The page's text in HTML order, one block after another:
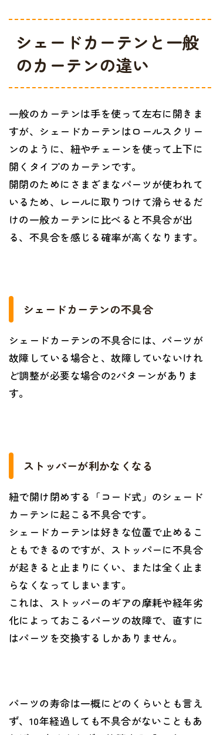
シェードカーテンと一般
のカーテンの違い
一般のカーテンは手を使って左右に開きま
すが、シェードカーテンはロールスクリー
ンのように、紐やチェーンを使って上下に
開くタイプのカーテンです。
開閉のためにさまざまなパーツが使われて
いるため、レールに取りつけて滑らせるだ
けの一般カーテンに比べると不具合が出
る、不具合を感じる確率が高くなります。
シェードカーテンの不具合
シェードカーテンの不具合には、パーツが
故障している場合と、故障していないけれ
ど調整が必要な場合の2パターンがありま
す。
ストッパーが利かなくなる
紐で開け閉めする「コード式」のシェード
カーテンに起こる不具合です。
シェードカーテンは好きな位置で止めるこ
ともできるのですが、ストッパーに不具合
が起きると止まりにくい、または全く止ま
らなくなってしまいます。
これは、ストッパーのギアの摩耗や経年劣
化によっておこるパーツの故障で、直すに
はパーツを交換するしかありません。
パーツの寿命は一概にどのくらいとも言え
ず、10年経過しても不具合がないこともあ